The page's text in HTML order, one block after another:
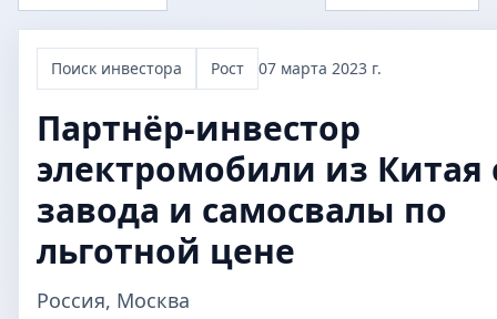
Поиск инвестора Рост 07 марта 2023 г.
Партнёр-инвестор
электромобили из Китая
завода и самосвалы по
льготной цене
Россия, Москва